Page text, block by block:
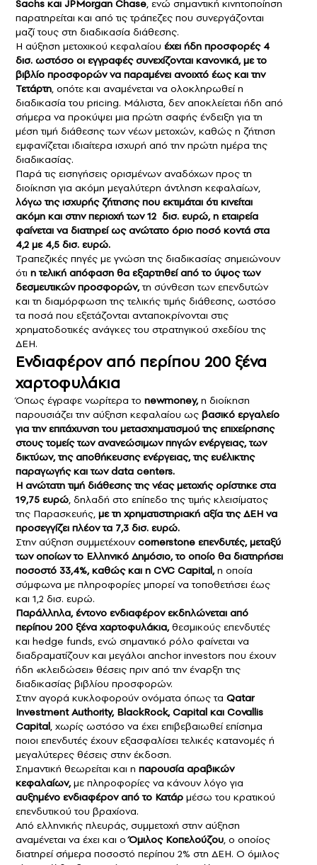
Sachs και JPMorgan Chase, ενώ σημαντική κινητοποίηση
παρατηρείται και από τις τράπεζες που συνεργάζονται
μαζί τους στη διαδικασία διάθεσης.
Η αύξηση μετοχικού κεφαλαίου έχει ήδη προσφορές 4
δισ. ωστόσο οι εγγραφές συνεχίζονται κανονικά, με το
βιβλίο προσφορών να παραμένει ανοιχτό έως και την
Τετάρτη, οπότε και αναμένεται να ολοκληρωθεί η
διαδικασία του pricing. Μάλιστα, δεν αποκλείεται ήδη από
σήμερα να προκύψει μια πρώτη σαφής ένδειξη για τη
μέση τιμή διάθεσης των νέων μετοχών, καθώς η ζήτηση
εμφανίζεται ιδιαίτερα ισχυρή από την πρώτη ημέρα της
διαδικασίας.
Παρά τις εισηγήσεις ορισμένων αναδόχων προς τη
διοίκηση για ακόμη μεγαλύτερη άντληση κεφαλαίων,
λόγω της ισχυρής ζήτησης που εκτιμάται ότι κινείται
ακόμη και στην περιοχή των 12 δισ. ευρώ, η εταιρεία
φαίνεται να διατηρεί ως ανώτατο όριο ποσό κοντά στα
4,2 με 4,5 δισ. ευρώ.
Τραπεζικές πηγές με γνώση της διαδικασίας σημειώνουν
ότι η τελική απόφαση θα εξαρτηθεί από το ύψος των
δεσμευτικών προσφορών,τη σύνθεση των επενδυτών
και τη διαμόρφωση της τελικής τιμής διάθεσης, ωστόσο
τα ποσά που εξετάζονται ανταποκρίνονται στις
χρηματοδοτικές ανάγκες του στρατηγικού σχεδίου της
ΔΕΗ.
Ενδιαφέρον από περίπου 200 ξένα
χαρτοφυλάκια
Όπως έγραφε νωρίτερα το newmoney,η διοίκηση
παρουσιάζει την αύξηση κεφαλαίου ως βασικό εργαλείο
για την επιτάχυνση του μετασχηματισμού της επιχείρησης
στους τομείς των ανανεώσιμων πηγών ενέργειας, των
δικτύων, της αποθήκευσης ενέργειας, της ευέλικτης
παραγωγής και των data centers.
Η ανώτατη τιμή διάθεσης της νέας μετοχής ορίστηκε στα
19,75 ευρώ, δηλαδή στο επίπεδο της τιμής κλεισίματος
της Παρασκευής, με τη χρηματιστηριακή αξία της ΔΕΗ να
προσεγγίζει πλέον τα 7,3 δισ. ευρώ.
Στην αύξηση συμμετέχουνcornerstone επενδυτές, μεταξύ
των οποίων το Ελληνικό Δημόσιο, το οποίο θα διατηρήσει
ποσοστό 33,4%, καθώς και η CVC Capital,η οποία
σύμφωνα με πληροφορίες μπορεί να τοποθετήσει έως
και 1,2 δισ. ευρώ.
Παράλληλα, έντονο ενδιαφέρον εκδηλώνεται από
περίπου 200 ξένα χαρτοφυλάκια,θεσμικούς επενδυτές
και hedge funds, ενώ σημαντικό ρόλο φαίνεται να
διαδραματίζουν και μεγάλοι anchor investors που έχουν
ήδη «κλειδώσει» θέσεις πριν από την έναρξη της
διαδικασίας βιβλίου προσφορών.
Στην αγορά κυκλοφορούν ονόματα όπως τα Qatar
Investment Authority, BlackRock, Capital και Covallis
Capital, χωρίς ωστόσο να έχει επιβεβαιωθεί επίσημα
ποιοι επενδυτές έχουν εξασφαλίσει τελικές κατανομές ή
μεγαλύτερες θέσεις στην έκδοση.
Σημαντική θεωρείται και η παρουσία αραβικών
κεφαλαίων,με πληροφορίες να κάνουν λόγο για
αυξημένο ενδιαφέρον από το Κατάρ μέσω του κρατικού
επενδυτικού του βραχίονα.
Από ελληνικής πλευράς, συμμετοχή στην αύξηση
αναμένεται να έχει και οΌμιλος Κοπελούζου, ο οποίος
διατηρεί σήμερα ποσοστό περίπου 2% στη ΔΕΗ. Ο όμιλος